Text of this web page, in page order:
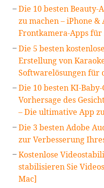
Die 10 besten Beauty-
zu machen – iPhone
Frontkamera-Apps
Die 5 besten
Erstellung von
Softwarelösungen für
Die 10 besten KI-
Vorhersage des
– Die ultimative App
Die 3 besten Adobe
zur Verbesserung
Kostenlose
stabilisieren Sie
Mac]